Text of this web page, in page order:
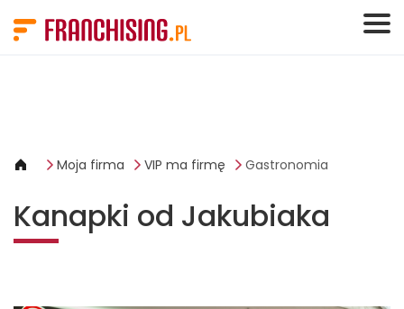
Moja firma VIP ma firmę Gastronomia
Kanapki od Jakubiaka